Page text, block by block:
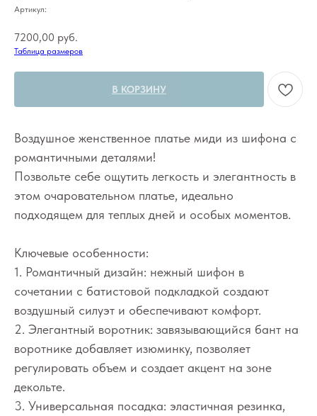
Артикул:
7200,00 руб.
Таблица размеров
В КОРЗИНУ
Воздушное женственное платье миди из шифона с
романтичными деталями!
Позвольте себе ощутить легкость и элегантность в
этом очаровательном платье, идеально
подходящем для теплых дней и особых моментов.
Ключевые особенности:
1. Романтичный дизайн: нежный шифон в
сочетании с батистовой подкладкой создают
воздушный силуэт и обеспечивают комфорт.
2. Элегантный воротник: завязывающийся бант на
воротнике добавляет изюминку, позволяет
регулировать объем и создает акцент на зоне
декольте.
3. Универсальная посадка: эластичная резинка,